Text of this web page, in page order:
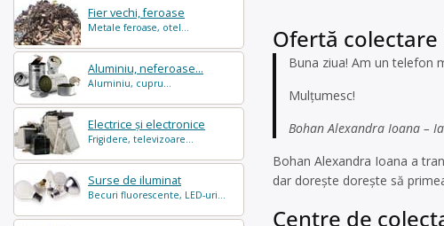
Fier vechi, feroase
Metale feroase, otel...
Aluminiu, neferoase...
Aluminiu, cupru...
Electrice și electronice
Frigidere, televizoare...
Surse de iluminat
Becuri fluorescente, LED-uri...
Ofertă colectare
Buna ziua! Am un telefon
Mulțumesc!
Bohan Alexandra Ioana –
Bohan Alexandra Ioana a
dar dorește dorește să
Centre de